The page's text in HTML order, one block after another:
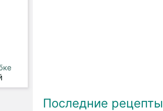
Последние рецепты